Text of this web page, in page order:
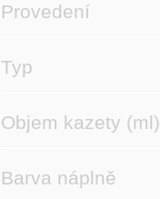
Provedení
Typ
Objem kazety (ml)
Barva náplně